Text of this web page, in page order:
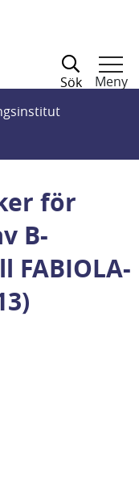
Sök
Meny
för
B-
FABIOLA-